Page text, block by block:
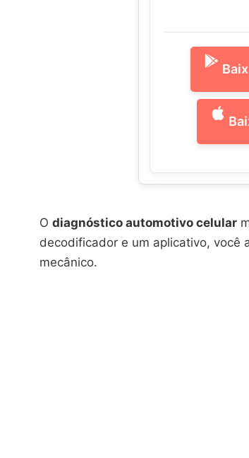
O diagnóstico automotivo celular
decodificador e um aplicativo, você
mecânico.